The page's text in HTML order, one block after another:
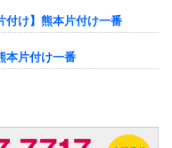
付け】熊本片付け一番
本片付け一番